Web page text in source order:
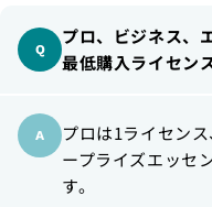
プロ、ビジネス、
最低購入ライセン
プロは1ライセン
ープライズエッセ
す。